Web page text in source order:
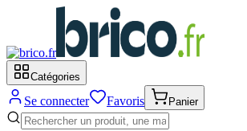
Catégories
Se connecter Favoris Panier